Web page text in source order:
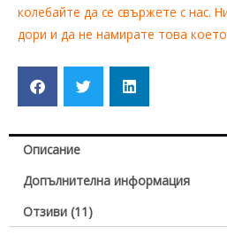
колебайте да се свържете с нас.
дори и да не намирате това
Описание
Допълнителна информация
Отзиви (11)